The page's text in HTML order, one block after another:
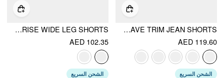
SOLID WAVE TRIM JEAN SHORTS
AED 119.60
الشحن السريع
DENIM MID RISE WIDE LEG SHORTS
AED 102.35
الشحن السريع